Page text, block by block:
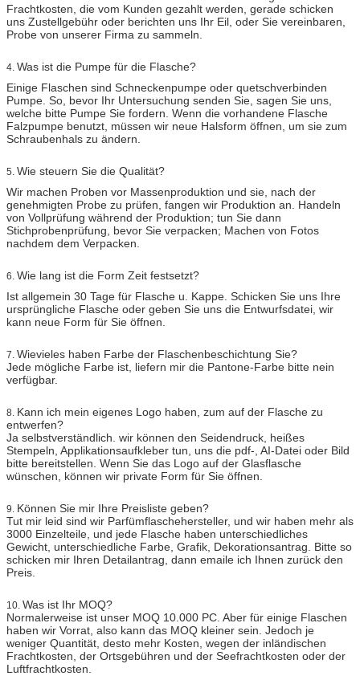
Frachtkosten, die vom Kunden gezahlt werden, gerade schicken
uns Zustellgebühr oder berichten uns Ihr Eil, oder Sie vereinbaren,
Probe von unserer Firma zu sammeln.
4. Was ist die Pumpe für die Flasche?
Einige Flaschen sind Schneckenpumpe oder quetschverbinden
Pumpe. So, bevor Ihr Untersuchung senden Sie, sagen Sie uns,
welche bitte Pumpe Sie fordern. Wenn die vorhandene Flasche
Falzpumpe benutzt, müssen wir neue Halsform öffnen, um sie zum
Schraubenhals zu ändern.
5. Wie steuern Sie die Qualität?
Wir machen Proben vor Massenproduktion und sie, nach der
genehmigten Probe zu prüfen, fangen wir Produktion an. Handeln
von Vollprüfung während der Produktion; tun Sie dann
Stichprobenprüfung, bevor Sie verpacken; Machen von Fotos
nachdem dem Verpacken.
6. Wie lang ist die Form Zeit festsetzt?
Ist allgemein 30 Tage für Flasche u. Kappe. Schicken Sie uns Ihre
ursprüngliche Flasche oder geben Sie uns die Entwurfsdatei, wir
kann neue Form für Sie öffnen.
7. Wievieles haben Farbe der Flaschenbeschichtung Sie?
Jede mögliche Farbe ist, liefern mir die Pantone-Farbe bitte nein
verfügbar.
8. Kann ich mein eigenes Logo haben, zum auf der Flasche zu
entwerfen?
Ja selbstverständlich. wir können den Seidendruck, heißes
Stempeln, Applikationsaufkleber tun, uns die pdf-, AI-Datei oder Bild
bitte bereitstellen. Wenn Sie das Logo auf der Glasflasche
wünschen, können wir private Form für Sie öffnen.
9. Können Sie mir Ihre Preisliste geben?
Tut mir leid sind wir Parfümflaschehersteller, und wir haben mehr als
3000 Einzelteile, und jede Flasche haben unterschiedliches
Gewicht, unterschiedliche Farbe, Grafik, Dekorationsantrag. Bitte so
schicken mir Ihren Detailantrag, dann emaile ich Ihnen zurück den
Preis.
10. Was ist Ihr MOQ?
Normalerweise ist unser MOQ 10.000 PC. Aber für einige Flaschen
haben wir Vorrat, also kann das MOQ kleiner sein. Jedoch je
weniger Quantität, desto mehr Kosten, wegen der inländischen
Frachtkosten, der Ortsgebühren und der Seefrachtkosten oder der
Luftfrachtkosten.